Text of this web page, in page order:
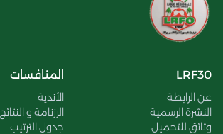
LRF30
عن الرابطة
النشرة الرسمية
وثائق للتحميل
المنافسات
الأندية
الرزنامة و النتائج
جدول الترتيب